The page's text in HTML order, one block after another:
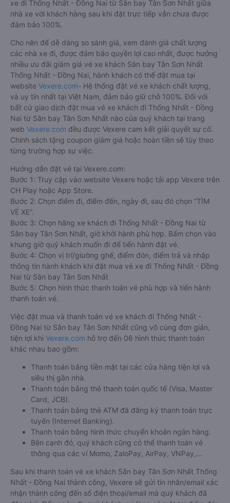
xe đi Thống Nhất - Đồng Nai từ Sân bay Tân Sơn Nhất giữa
nhà xe với khách hàng sau khi đặt trực tiếp vẫn chưa được
đảm bảo 100%.
Cho nên để dễ dàng so sánh giá, xem đánh giá chất lượng
các nhà xe đi, được đảm bảo quyền lợi cao nhất, được hưởng
nhiều ưu đãi giảm giá vé xe khách Sân bay Tân Sơn Nhất
Thống Nhất - Đồng Nai, hành khách có thể đặt mua tại
website Vexere.com- Hệ thống đặt vé xe khách chất lượng,
và uy tín nhất tại Việt Nam, đảm bảo giữ chỗ 100%. Đối với
bất cứ giao dịch đặt mua vé xe khách đi Thống Nhất - Đồng
Nai từ Sân bay Tân Sơn Nhất nào của quý khách tại trang
web Vexere.com đều được Vexere cam kết giải quyết sự cố.
Chính sách tặng coupon giảm giá hoặc hoàn tiền sẽ tùy theo
từng trường hợp sự việc.
Hướng dẫn đặt vé tại Vexere.com:
Bước 1: Truy cập vào website Vexere hoặc tải app Vexere trên
CH Play hoặc App Store.
Bước 2: Chọn điểm đi, điểm đến, ngày đi, sau đó chọn “TÌM
VÉ XE”.
Bước 3: Chọn hãng xe khách đi Thống Nhất - Đồng Nai từ
Sân bay Tân Sơn Nhất, giờ khởi hành phù hợp. Bấm chọn vào
khung giờ quý khách muốn đi để tiến hành đặt vé.
Bước 4: Chọn vị trí/giường ghế, điểm đón, điểm trả và nhập
thông tin hành khách khi đặt mua vé xe đi Thống Nhất - Đồng
Nai từ Sân bay Tân Sơn Nhất
Bước 5: Chọn hình thức thanh toán vé phù hợp và tiến hành
thanh toán vé.
Việc đặt mua và thanh toán vé xe khách đi Thống Nhất -
Đồng Nai từ Sân bay Tân Sơn Nhất cũng vô cùng đơn giản,
tiện lợi khi Vexere.com hỗ trợ đến 06 hình thức thanh toán
khác nhau bao gồm:
Thanh toán bằng tiền mặt tại các cửa hàng tiện lợi và
siêu thị gần nhà.
Thanh toán bằng thẻ thanh toán quốc tế (Visa, Master
Card, JCB).
Thanh toán bằng thẻ ATM đã đăng ký thanh toán trực
tuyến (Internet Banking).
Thanh toán bằng hình thức chuyển khoản ngân hàng.
Bên cạnh đó, quý khách cũng có thể thanh toán vé
thông qua các ví Momo, ZaloPay, AirPay, VNPay,…
Sau khi thanh toán vé xe khách Sân bay Tân Sơn Nhất Thống
Nhất - Đồng Nai thành công, Vexere sẽ gửi tin nhắn/email xác
nhận thành công đến số điện thoại/email mà quý khách đã